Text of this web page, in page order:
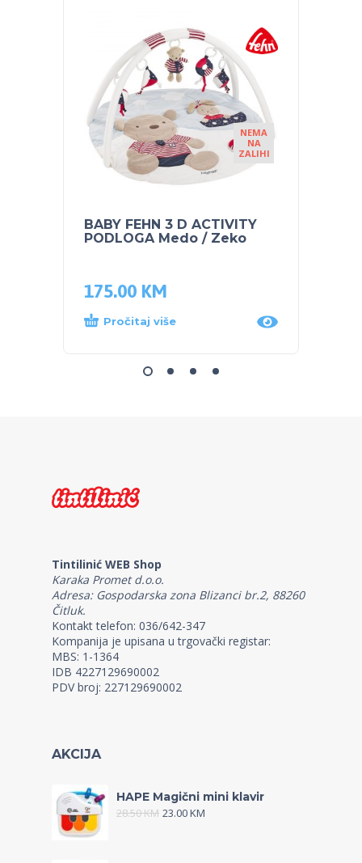
NEMA
NA
ZALIHI
BABY FEHN 3 D ACTIVITY
PODLOGA Medo / Zeko
175.00 KM
Pročitaj više
Tintilinić WEB Shop
Karaka Promet d.o.o.
Adresa: Gospodarska zona Blizanci br.2, 88260
Čitluk.
Kontakt telefon: 036/642-347
Kompanija je upisana u trgovački registar:
MBS: 1-1364
IDB 4227129690002
PDV broj: 227129690002
AKCIJA
HAPE Magični mini klavir
28.50KM 23.00KM